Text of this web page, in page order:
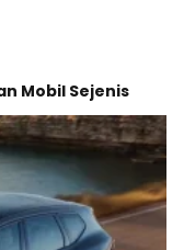
Mobil Sejenis